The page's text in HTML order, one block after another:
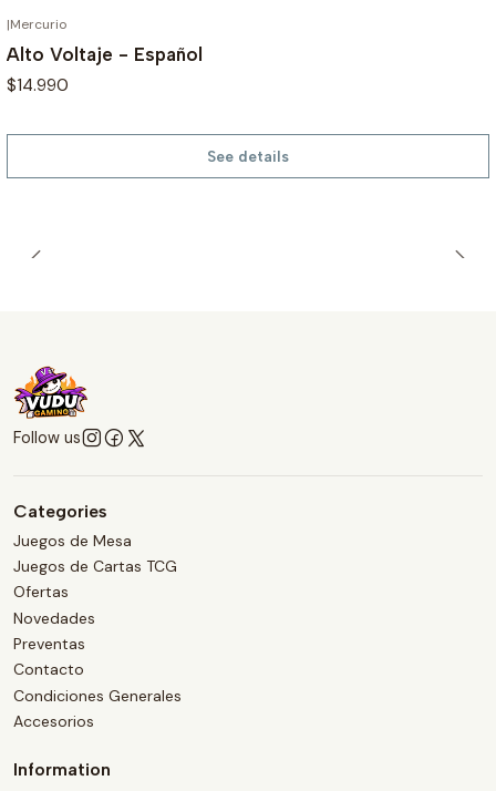
|Mercurio
Alto Voltaje - Español
$14.990
See details
Follow us
Categories
Juegos de Mesa
Juegos de Cartas TCG
Ofertas
Novedades
Preventas
Contacto
Condiciones Generales
Accesorios
Information